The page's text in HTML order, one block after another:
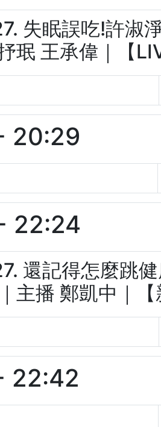
失眠誤吃!許淑
抒珉 王承偉｜【
20:29
22:24
還記得怎麼跳
主播 鄭凱中｜
22:42